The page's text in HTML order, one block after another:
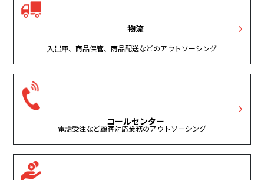
物流
入出庫、商品保管、商品配送などのアウトソーシング
コールセンター
電話受注など顧客対応業務のアウトソーシング